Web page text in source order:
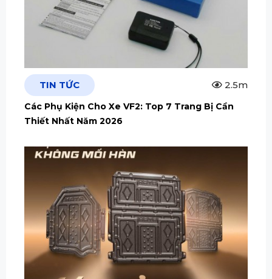
TIN TỨC 2.5m
Các Phụ Kiện Cho Xe VF2: Top 7 Trang Bị Cần
Thiết Nhất Năm 2026